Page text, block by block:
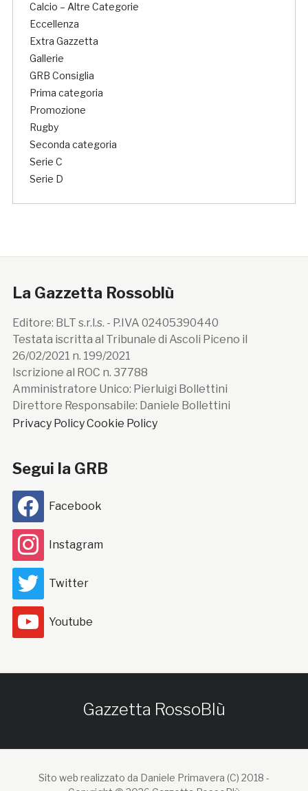
Calcio – Altre Categorie
Eccellenza
Extra Gazzetta
Gallerie
GRB Consiglia
Prima categoria
Promozione
Rugby
Seconda categoria
Serie C
Serie D
La Gazzetta Rossoblù
Editore: BLT s.r.l.s. - P.IVA 02405390440
Testata iscritta al Tribunale di Ascoli Piceno il
26/02/2021 n. 199/2021
Iscrizione al ROC n. 37788
Amministratore Unico: Pierluigi Bollettini
Direttore Responsabile: Daniele Bollettini
Privacy PolicyCookie Policy
Segui la GRB
Facebook
Instagram
Twitter
Youtube
Gazzetta RossoBlù
Sito web realizzato da Daniele Primavera (C) 2018 -